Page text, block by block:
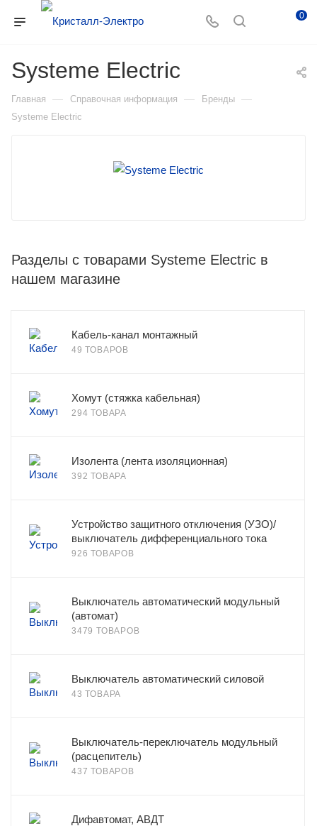
0
Systeme Electric
Главная — Справочная информация — Бренды —
Systeme Electric
Разделы с товарами Systeme Electric в
нашем магазине
Кабель-канал монтажный
49 ТОВАРОВ
Хомут (стяжка кабельная)
294 ТОВАРА
Изолента (лента изоляционная)
392 ТОВАРА
Устройство защитного отключения (УЗО)/
выключатель дифференциального тока
926 ТОВАРОВ
Выключатель автоматический модульный
(автомат)
3479 ТОВАРОВ
Выключатель автоматический силовой
43 ТОВАРА
Выключатель-переключатель модульный
(расцепитель)
437 ТОВАРОВ
Дифавтомат, АВДТ